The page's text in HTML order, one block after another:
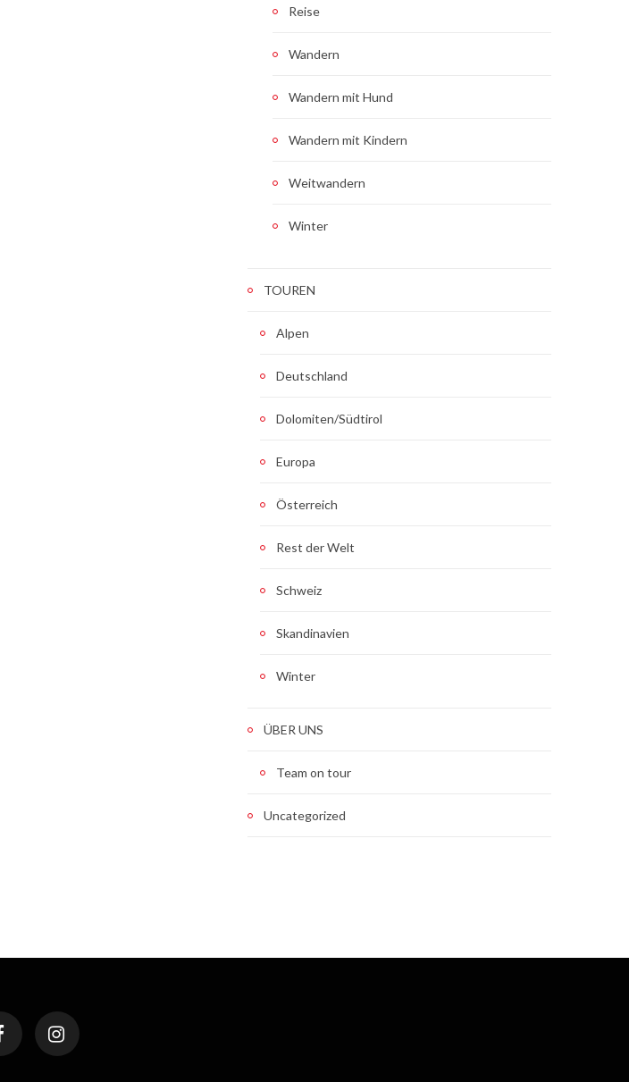
Reise
Wandern
Wandern mit Hund
Wandern mit Kindern
Weitwandern
Winter
TOUREN
Alpen
Deutschland
Dolomiten/Südtirol
Europa
Österreich
Rest der Welt
Schweiz
Skandinavien
Winter
ÜBER UNS
Team on tour
Uncategorized